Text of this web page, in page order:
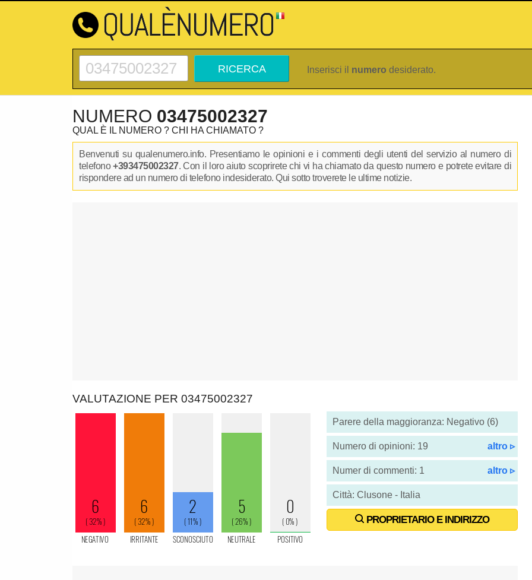
Inserisci il numero desiderato.
NUMERO 03475002327
QUAL È IL NUMERO ? CHI HA CHIAMATO ?
Benvenuti su qualenumero.info. Presentiamo le opinioni e i commenti degli utenti del servizio al numero di
telefono+393475002327. Con il loro aiuto scoprirete chi vi ha chiamato da questo numero e potrete evitare di
rispondere ad un numero di telefono indesiderato. Qui sotto troverete le ultime notizie.
VALUTAZIONE PER 03475002327
Parere della maggioranza: Negativo (6)
Numero di opinioni: 19 altro ▹
Numer di commenti: 1 altro ▹
Città: Clusone - Italia
PROPRIETARIO E INDIRIZZO